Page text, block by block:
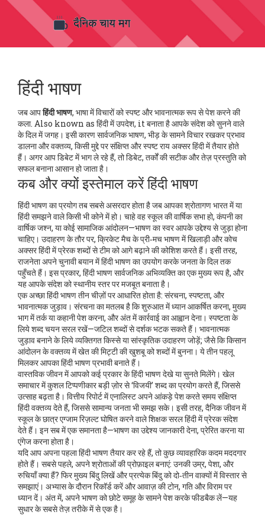
हिंदी भाषण
जब आपहिंदी भाषण, भाषा में विचारों को स्पष्ट और भावनात्मक रूप से पेश करने की
कला. Also known as हिंदी में उपदेश, it बनाता है आपके संदेश को सुनने वाले
के दिल में जगह। इसी कारणसार्वजनिक भाषण, भीड़ के सामने विचार रखकर प्रभाव
डालनाऔरवक्तव्य, किसी मुद्दे पर संक्षिप्त और स्पष्ट रायअक्सर हिंदी में तैयार होते
हैं। अगर आप डिबेट में भाग ले रहे हैं, तोडिबेट, तर्कों की सटीक और तेज़ प्रस्तुतिको
सफल बनाना आसान हो जाता है।
कब और क्यों इस्तेमाल करें हिंदी भाषण
हिंदी भाषण का प्रयोग तब सबसे असरदार होता है जब आपका श्रोतागण भारत में या
हिंदी समझने वाले किसी भी कोने में हो। चाहे वह स्कूल की वार्षिक सभा हो, कंपनी का
वार्षिक जश्न, या कोई सामाजिक आंदोलन—भाषण का स्वर आपके उद्देश्य से जुड़ा होना
चाहिए। उदाहरण के तौर पर, क्रिकेट मैच के प्री‑मच भाषण में खिलाड़ी और कोच
अक्सर हिंदी में प्रेरक शब्दों से टीम को आगे बढ़ाने की कोशिश करते हैं। इसी तरह,
राजनेता अपने चुनावी बयान में हिंदी भाषण का उपयोग करके जनता के दिल तक
पहुँचते हैं। इस प्रकार, हिंदी भाषण सार्वजनिक अभिव्यक्ति का एक मुख्य रूप है, और
यह आपके संदेश को स्थानीय स्तर पर मजबूत बनाता है।
एक अच्छा हिंदी भाषण तीन चीज़ों पर आधारित होता है: संरचना, स्पष्टता, और
भावनात्मक जुड़ाव। संरचना का मतलब है कि शुरुआत में ध्यान आकर्षित करना, मुख्य
भाग में तर्क या कहानी पेश करना, और अंत में कार्रवाई का आह्वान देना। स्पष्टता के
लिये शब्द चयन सरल रखें—जटिल शब्दों से दर्शक भटक सकते हैं। भावनात्मक
जुड़ाव बनाने के लिये व्यक्तिगत किस्से या सांस्कृतिक उदाहरण जोड़ें; जैसे कि किसान
आंदोलन के वक्तव्य में खेत की मिट्टी की खुशबू को शब्दों में बुनना। ये तीन पहलू
मिलकर आपका हिंदी भाषण प्रभावी बनाते हैं।
वास्तविक जीवन में आपको कई प्रकार के हिंदी भाषण देखे या सुनते मिलेंगे। खेल
समाचार में कुशल टिप्पणीकार बड़ी ज़ोर से ‘विजयी’ शब्द का प्रयोग करते हैं, जिससे
उत्साह बढ़ता है। वित्तीय रिपोर्ट में एनालिस्ट अपने आंकड़े पेश करते समय संक्षिप्त
हिंदी वक्तव्य देते हैं, जिससे सामान्य जनता भी समझ सके। इसी तरह, दैनिक जीवन में
स्कूल के छात्र एग्जाम रिज़ल्ट घोषित करने वाले शिक्षक सरल हिंदी में प्रेरक संदेश
देते हैं। इन सब में एक समानता है—भाषण का उद्देश्य जानकारी देना, प्रेरित करना या
एंगेज करना होता है।
यदि आप अपना पहला हिंदी भाषण तैयार कर रहे हैं, तो कुछ व्यावहारिक कदम मददगार
होते हैं। सबसे पहले, अपने श्रोताओं की प्रोफ़ाइल बनाएं: उनकी उम्र, पेशा, और
रुचियाँ क्या हैं? फिर मुख्य बिंदु लिखें और प्रत्येक बिंदु को दो‑तीन वाक्यों में विस्तार से
समझाएं। अभ्यास के दौरान रिकॉर्ड करें और आवाज़ की टोन, गति और विराम पर
ध्यान दें। अंत में, अपने भाषण को छोटे समूह के सामने पेश करके फीडबैक लें—यह
सुधार के सबसे तेज़ तरीके में से एक है।